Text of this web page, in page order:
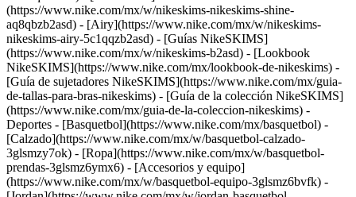
(https://www.nike.com/mx/w/nikeskims-nikeskims-shine-
aq8qbzb2asd) - [Airy](https://www.nike.com/mx/w/nikeskims-
nikeskims-airy-5c1qqzb2asd) - [Guías NikeSKIMS]
(https://www.nike.com/mx/w/nikeskims-b2asd) - [Lookbook
NikeSKIMS](https://www.nike.com/mx/lookbook-de-nikeskims) -
[Guía de sujetadores NikeSKIMS](https://www.nike.com/mx/guia-
de-tallas-para-bras-nikeskims) - [Guía de la colección NikeSKIMS]
(https://www.nike.com/mx/guia-de-la-coleccion-nikeskims) -
Deportes - [Basquetbol](https://www.nike.com/mx/basquetbol) -
[Calzado](https://www.nike.com/mx/w/basquetbol-calzado-
3glsmzy7ok) - [Ropa](https://www.nike.com/mx/w/basquetbol-
prendas-3glsmz6ymx6) - [Accesorios y equipo]
(https://www.nike.com/mx/w/basquetbol-equipo-3glsmz6bvfk) -